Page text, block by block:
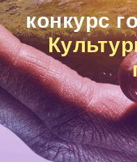
конкурс